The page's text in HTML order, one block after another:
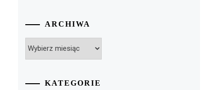
ARCHIWA
KATEGORIE